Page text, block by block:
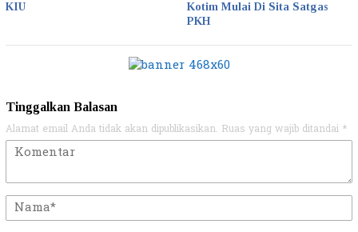
KIU
Kotim Mulai Di Sita Satgas
PKH
Tinggalkan Balasan
Alamat email Anda tidak akan dipublikasikan. Ruas yang wajib ditandai *